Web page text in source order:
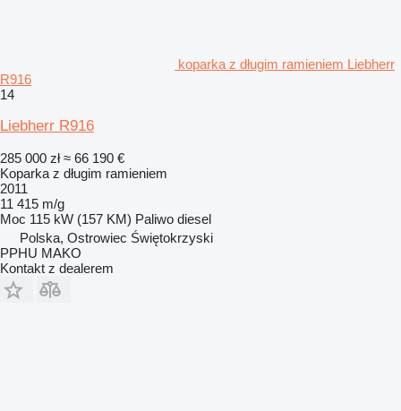
koparka z długim ramieniem Liebherr
R916
14
Liebherr R916
285 000 zł ≈ 66 190 €
Koparka z długim ramieniem
2011
11 415 m/g
Moc 115 kW (157 KM) Paliwo diesel
Polska, Ostrowiec Świętokrzyski
PPHU MAKO
Kontakt z dealerem